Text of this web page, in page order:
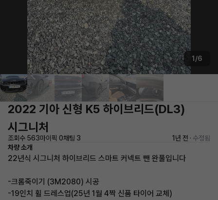
1/6
2022 기아 신형 K5 하이브리드(DL3)
시그니처
조회수 563마이픽 0채팅 3 1년 전 · 수정됨
차량 소개
22년식 시그니처 하이브리드 스마트 커넥트 뺀 완풀입니다
-크롬죽이기 (3M2080) 시공
-19인치 휠 드레스업(25년 1월 4짝 신품 타이어 교체)